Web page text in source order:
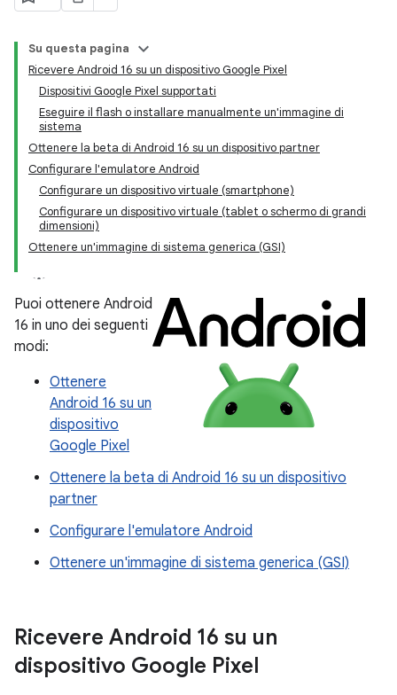
Su questa pagina
Ricevere Android 16 su un dispositivo Google Pixel
Dispositivi Google Pixel supportati
Eseguire il flash o installare manualmente un'immagine di
sistema
Ottenere la beta di Android 16 su un dispositivo partner
Configurare l'emulatore Android
Configurare un dispositivo virtuale (smartphone)
Configurare un dispositivo virtuale (tablet o schermo di grandi
dimensioni)
Ottenere un'immagine di sistema generica (GSI)
Puoi ottenere Android
16 in uno dei seguenti
modi:
Ottenere
Android 16 su un
dispositivo
Google Pixel
Ottenere la beta di Android 16 su un dispositivo
partner
Configurare l'emulatore Android
Ottenere un'immagine di sistema generica (GSI)
Ricevere Android 16 su un
dispositivo Google Pixel